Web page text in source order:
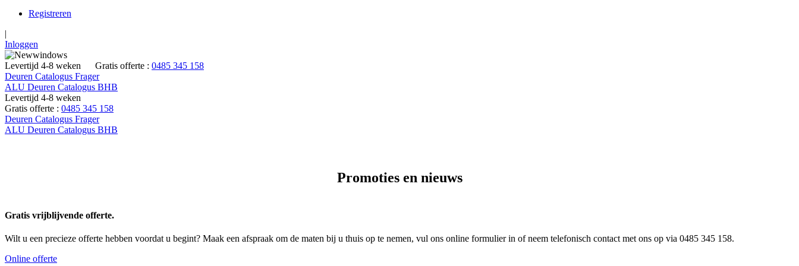
Registreren
|
Inloggen
Levertijd 4-8 weken Gratis offerte : 0485 345 158
Deuren Catalogus Frager
ALU Deuren Catalogus BHB
Levertijd 4-8 weken
Gratis offerte : 0485 345 158
Deuren Catalogus Frager
ALU Deuren Catalogus BHB
Promoties en nieuws
Gratis vrijblijvende offerte.
Wilt u een precieze offerte hebben voordat u begint? Maak een afspraak om de maten bij u thuis op te nemen, vul ons online formulier in of neem telefonisch contact met ons op via 0485 345 158.
Online offerte